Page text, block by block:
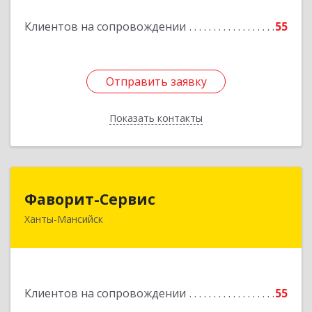
Клиентов на сопровождении 55
Отправить заявку
Показать контакты
Отправить заявку
Назад
Фаворит-Сервис
Ханты-Мансийск
Клиентов на сопровождении
55
628011, Ханты-Мансийский Автономный округ
Подробнее